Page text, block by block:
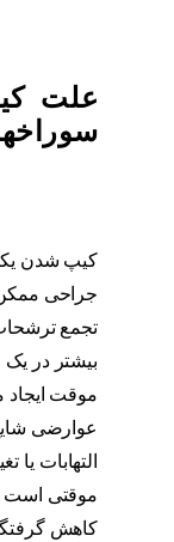
علت
کیپ شدن
جراحی ممکن
تجمع
بیشتر در
موقت ایجاد
عوارضی
التهابات
موقتی است
کاهش